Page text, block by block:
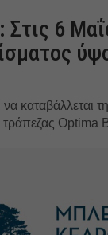
6
καταβάλλεται
Optima